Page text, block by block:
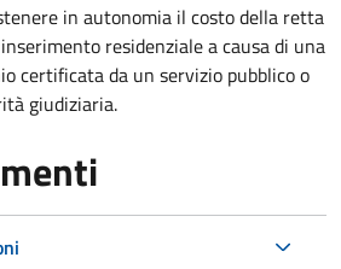
in autonomia il costo della retta
residenziale a causa di una
certificata da un servizio pubblico o
giudiziaria.